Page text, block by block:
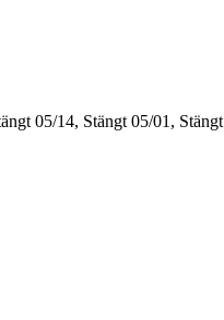
05/14, Stängt 05/01, Stängt